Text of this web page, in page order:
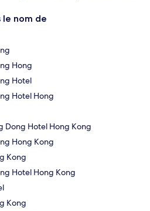
le nom de
Hong
Hotel
Hotel Hong
Dong Hotel Hong Kong
Hong Kong
Kong
Hotel Hong Kong
Kong